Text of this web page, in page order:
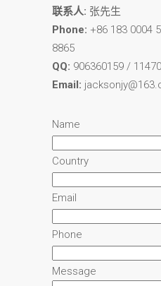
联系人: 张先生
Phone: +86 183 0004
8865
QQ: 906360159 /
Email:
Name
Country
Email
Phone
Message